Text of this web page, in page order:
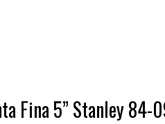
Fina 5” Stanley 84-